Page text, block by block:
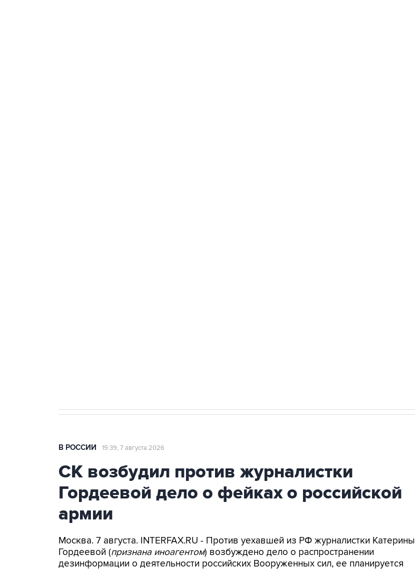
В РОССИИ 19:39, 7 августа 2026
СК возбудил против журналистки
Гордеевой дело о фейках о российской
армии
Москва. 7 августа. INTERFAX.RU - Против уехавшей из РФ журналистки Катерины
Гордеевой (признана иноагентом) возбуждено дело о распространении
дезинформации о деятельности российских Вооруженных сил, ее планируется